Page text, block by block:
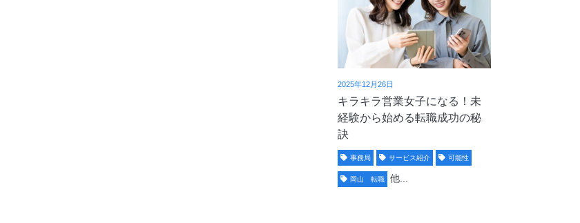
2025年12月26日
キラキラ営業女子になる！未
経験から始める転職成功の秘
訣
事務局 サービス紹介 可能性
岡山 転職 他...